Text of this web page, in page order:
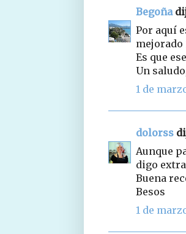
Begoña
Por aquí
mejorado
Es que
Un
1 de
dolorss
Aunque
digo
Buena
Besos
1 de